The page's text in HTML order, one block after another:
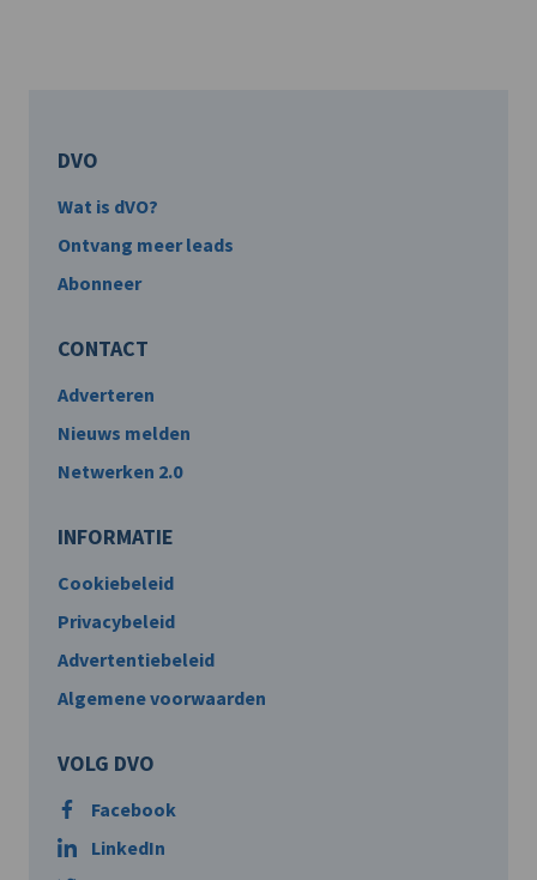
DVO
Wat is dVO?
Ontvang meer leads
Abonneer
CONTACT
Adverteren
Nieuws melden
Netwerken 2.0
INFORMATIE
Cookiebeleid
Privacybeleid
Advertentiebeleid
Algemene voorwaarden
VOLG DVO
Facebook
LinkedIn